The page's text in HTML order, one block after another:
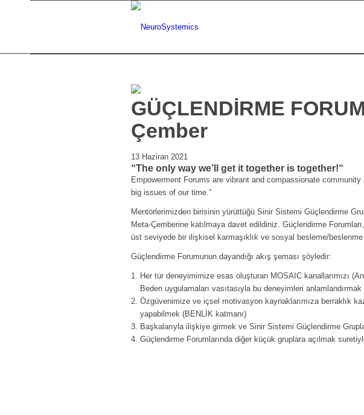
GÜÇLENDİRME
Çember
13 Haziran 2021
“The only way we’ll get it together is together!“
Empowerment Forums are vibrant and compassionate
big issues of our time.”
Mentörlerimizden birisinin yürüttüğü Sinir Sistemi Güçlendirme
Meta-Çemberine katılmaya davet edildiniz. Güçlendirme
üst seviyede bir ilişkisel karmaşıklık ve sosyal besleme/
Güçlendirme Forumunun dayandığı akış şeması şöyledir:
Her tür deneyimimize esas oluşturan MOSAIC kanallarımızı
Beden uygulamaları vasıtasıyla bu deneyimleri
Özgüvenimize ve içsel motivasyon kaynaklarımıza berraklık
yapabilmek (BENLİK katmanı)
Başkalarıyla ilişkiye girmek ve Sinir Sistemi Güçlendirme
Güçlendirme Forumlarında diğer küçük gruplara açılmak